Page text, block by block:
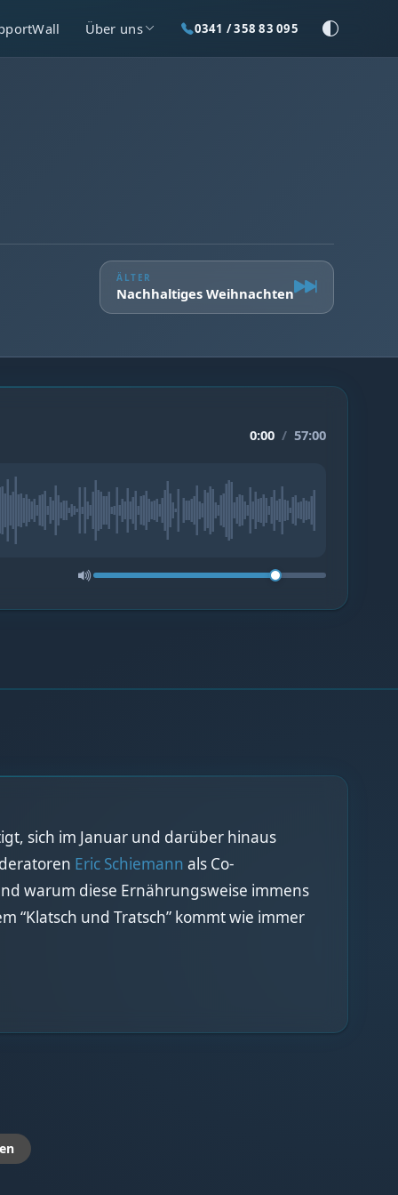
Über uns 0341 / 358 83 095
ÄLTER
Nachhaltiges Weihnachten
0:00 / 57:00
sich im Januar und darüber hinaus
Eric Schiemann als Co-
warum diese Ernährungsweise immens
“Klatsch und Tratsch” kommt wie immer